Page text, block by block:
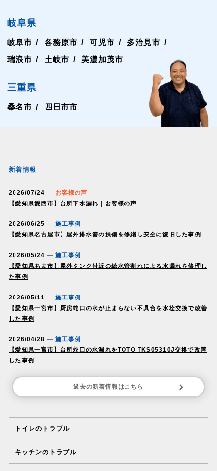
岐阜県
岐阜市 各務原市 可児市 多治見市
瑞浪市 土岐市 美濃加茂市
三重県
桑名市 四日市市
新着情報
2026/07/24
お客様の声
【愛知県愛西市】台所下水漏れ｜お客様の声
2026/06/25
施工事例
【愛知県名古屋市】屋外排水管の損傷を修繕し安全に復旧した事例
2026/05/24
施工事例
【愛知県あま市】屋外タンク付近の給水管割れによる水漏れを修理し
た事例
2026/05/11
施工事例
【愛知県一宮市】厨房蛇口の水が止まらない不具合を水栓交換で改善
した事例
2026/04/28
施工事例
【愛知県一宮市】台所蛇口の水漏れをTOTO TKS05310J交換で改善
した事例
過去の新着情報はこちら
トイレのトラブル
キッチンのトラブル